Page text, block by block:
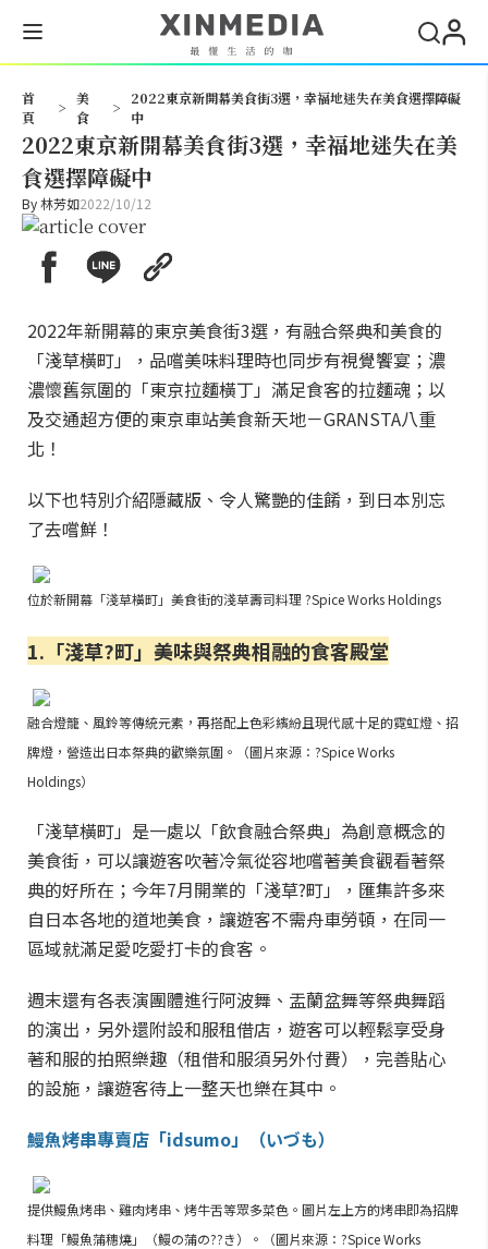
首
頁
>
美
食
>
2022東京新開幕美食街3選，幸福地迷失在美食選擇障礙
中
2022東京新開幕美食街3選，幸福地迷失在美
食選擇障礙中
By林芳如2022/10/12
2022年新開幕的東京美食街3選，有融合祭典和美食的
「淺草橫町」，品嚐美味料理時也同步有視覺饗宴；濃
濃懷舊氛圍的「東京拉麵橫丁」滿足食客的拉麵魂；以
及交通超方便的東京車站美食新天地－GRANSTA八重
北！
以下也特別介紹隱藏版、令人驚艷的佳餚，到日本別忘
了去嚐鮮！
位於新開幕「淺草橫町」美食街的淺草壽司料理 ?Spice Works Holdings
1.「淺草?町」美味與祭典相融的食客殿堂
融合燈籠、風鈴等傳統元素，再搭配上色彩繽紛且現代感十足的霓虹燈、招
牌燈，營造出日本祭典的歡樂氛圍。（圖片來源：?Spice Works
Holdings）
「淺草橫町」是一處以「飲食融合祭典」為創意概念的
美食街，可以讓遊客吹著冷氣從容地嚐著美食觀看著祭
典的好所在；今年7月開業的「淺草?町」，匯集許多來
自日本各地的道地美食，讓遊客不需舟車勞頓，在同一
區域就滿足愛吃愛打卡的食客。
週末還有各表演團體進行阿波舞、盂蘭盆舞等祭典舞蹈
的演出，另外還附設和服租借店，遊客可以輕鬆享受身
著和服的拍照樂趣（租借和服須另外付費），完善貼心
的設施，讓遊客待上一整天也樂在其中。
鰻魚烤串專賣店「idsumo」（いづも）
提供鰻魚烤串、雞肉烤串、烤牛舌等眾多菜色。圖片左上方的烤串即為招牌
料理「鰻魚蒲穗燒」（鰻の蒲の??き）。（圖片來源：?Spice Works